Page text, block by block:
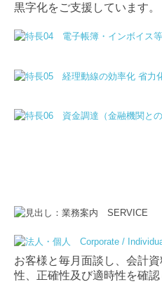
数字でみる安部事務所
募集要項
黒字化をご支援しています。
お客様と毎月面談し、会計
性、正確性及び適時性を確